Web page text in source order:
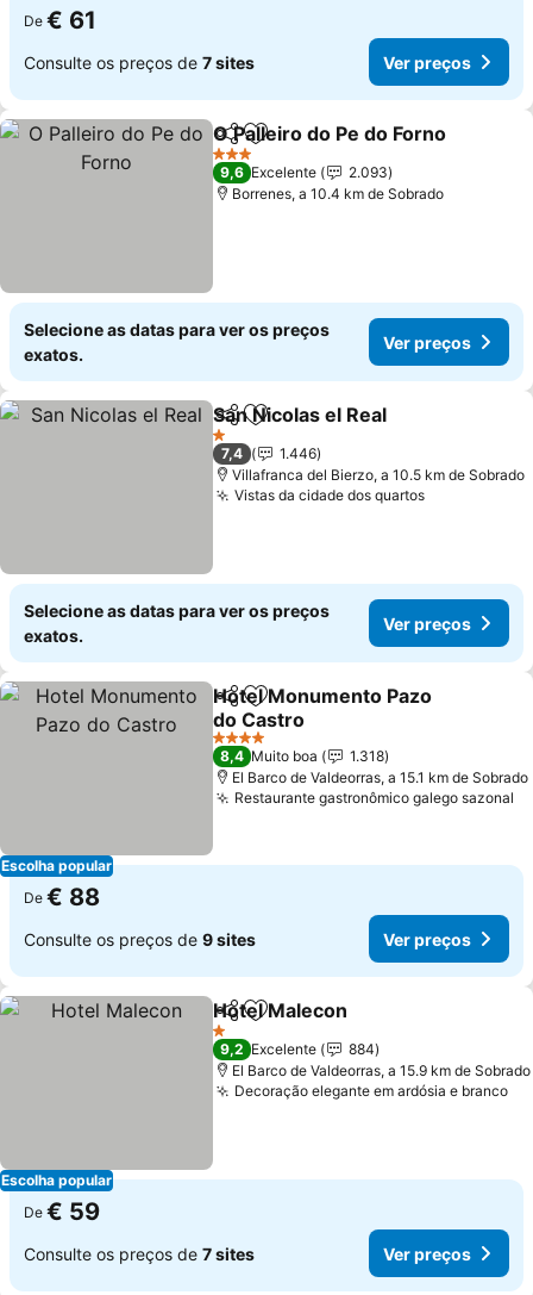
De € 61
Consulte os preços de 7 sites Ver preços
PartilharAdicionar aos favoritos
O Palleiro do Pe do Forno
3 Estrelas
9,6 Excelente
2.093
Borrenes, a 10.4 km de Sobrado
Selecione as datas para ver os preços
exatos.
Ver preços
PartilharAdicionar aos favoritos
San Nicolas el Real
1 Estrelas
7,4
1.446
Villafranca del Bierzo, a 10.5 km de Sobrado
Vistas da cidade dos quartos
Selecione as datas para ver os preços
exatos.
Ver preços
Escolha popular
PartilharAdicionar aos favoritos
Hotel Monumento Pazo
do Castro
4 Estrelas
8,4 Muito boa
1.318
El Barco de Valdeorras, a 15.1 km de Sobrado
Restaurante gastronômico galego sazonal
De € 88
Consulte os preços de 9 sites Ver preços
Escolha popular
PartilharAdicionar aos favoritos
Hotel Malecon
1 Estrelas
9,2 Excelente
884
El Barco de Valdeorras, a 15.9 km de Sobrado
Decoração elegante em ardósia e branco
De € 59
Consulte os preços de 7 sites Ver preços